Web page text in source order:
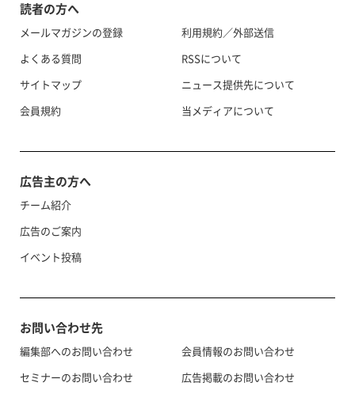
読者の方へ
メールマガジンの登録
よくある質問
サイトマップ
会員規約
利用規約／外部送信
RSSについて
ニュース提供先について
当メディアについて
広告主の方へ
チーム紹介
広告のご案内
イベント投稿
お問い合わせ先
編集部へのお問い合わせ
セミナーのお問い合わせ
会員情報のお問い合わせ
広告掲載のお問い合わせ